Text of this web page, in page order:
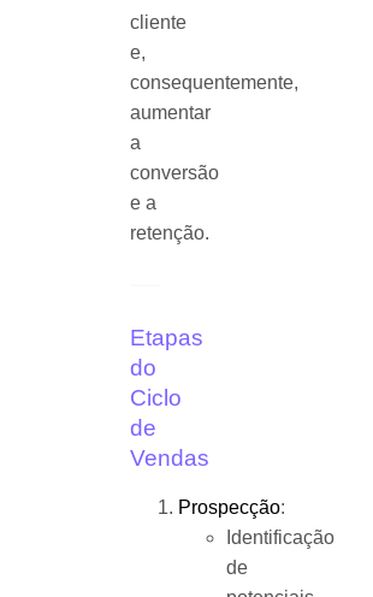
cliente
e,
consequentemente,
aumentar
a
conversão
e a
retenção.
Etapas
do
Ciclo
de
Vendas
Prospecção:
Identificação
de